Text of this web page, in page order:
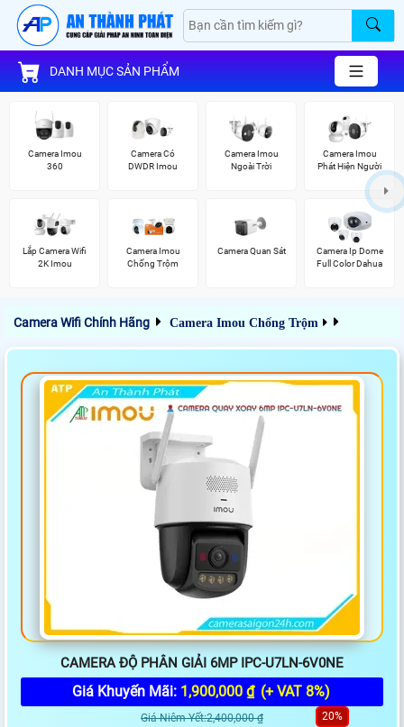
DANH MỤC SẢN PHẨM
Camera Imou
360
Camera Có
DWDR Imou
Camera Imou
Ngoài Trời
Camera Imou
Phát Hiện Người
Lắp Camera Wifi
2K Imou
Camera Imou
Chống Trộm
Camera Quan Sát
Camera Ip Dome
Full Color Dahua
Camera Wifi Chính Hãng Camera Imou Chống Trộm
CAMERA ĐỘ PHÂN GIẢI 6MP IPC-U7LN-6V0NE
Giá Khuyến Mãi: 1,900,000 ₫ (+ VAT 8%)
Giá Niêm Yết:2,400,000 ₫ 20%